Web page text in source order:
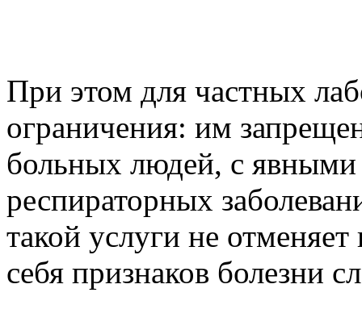
При этом для частных
ограничения: им
больных людей, с
респираторных
такой услуги не
себя признаков болезни